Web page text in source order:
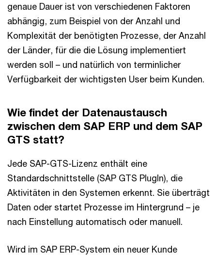
genaue Dauer ist von verschiedenen Faktoren
abhängig, zum Beispiel von der Anzahl und
Komplexität der benötigten Prozesse, der Anzahl
der Länder, für die die Lösung implementiert
werden soll – und natürlich von terminlicher
Verfügbarkeit der wichtigsten User beim Kunden.
Wie findet der Datenaustausch
zwischen dem SAP ERP und dem SAP
GTS statt?
Jede SAP-GTS-Lizenz enthält eine
Standardschnittstelle (SAP GTS PlugIn), die
Aktivitäten in den Systemen erkennt. Sie überträgt
Daten oder startet Prozesse im Hintergrund – je
nach Einstellung automatisch oder manuell.
Wird im SAP ERP-System ein neuer Kunde